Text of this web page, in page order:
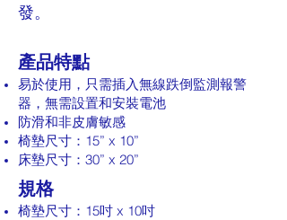
發。
​產品特點
易於使用，只需插入無線跌倒監測報警
器，無需設置和安裝電池
防滑和非皮膚敏感
椅墊尺寸：15” x 10”
床墊尺寸：30” x 20”
規格
椅墊尺寸：15吋 x 10吋